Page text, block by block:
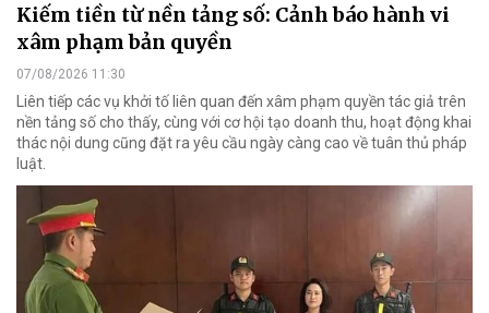
Kiếm tiền từ nền tảng số: Cảnh báo hành vi
xâm phạm bản quyền
07/08/2026 11:30
Liên tiếp các vụ khởi tố liên quan đến xâm phạm quyền tác giả trên
nền tảng số cho thấy, cùng với cơ hội tạo doanh thu, hoạt động khai
thác nội dung cũng đặt ra yêu cầu ngày càng cao về tuân thủ pháp
luật.